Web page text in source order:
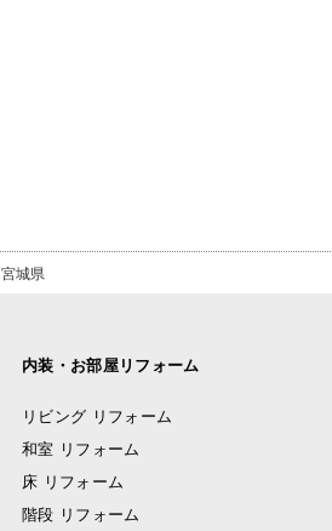
宮城県
内装・お部屋リフォーム
リビング リフォーム
和室 リフォーム
床 リフォーム
階段 リフォーム